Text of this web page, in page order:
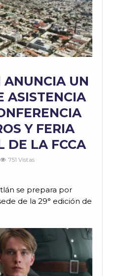
UN
ASISTENCIA
Y FERIA
DE LA FCCA
751 Vistas
se prepara por
de la 29° edición de